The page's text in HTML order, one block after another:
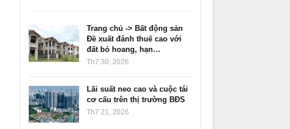
Trang chủ -> Bất động sản
Đề xuất đánh thuế cao với
đất bỏ hoang, hạn…
Th7 30, 2026
Lãi suất neo cao và cuộc tái
cơ cấu trên thị trường BĐS
Th7 21, 2026